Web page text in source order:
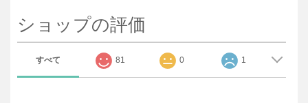
ショップの評価
すべて 81 0 1